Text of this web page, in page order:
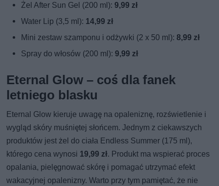
Żel After Sun Gel (200 ml):9,99 zł
Water Lip (3,5 ml): 14,99 zł
Mini zestaw szamponu i odżywki (2 x 50 ml):8,99 zł
Spray do włosów (200 ml):9,99 zł
Eternal Glow – coś dla fanek
letniego blasku
Eternal Glow kieruje uwagę na opaleniznę, rozświetlenie i
wygląd skóry muśniętej słońcem. Jednym z ciekawszych
produktów jest żel do ciała Endless Summer (175 ml),
którego cena wynosi 19,99 zł. Produkt ma wspierać proces
opalania, pielęgnować skórę i pomagać utrzymać efekt
wakacyjnej opalenizny. Warto przy tym pamiętać, że nie